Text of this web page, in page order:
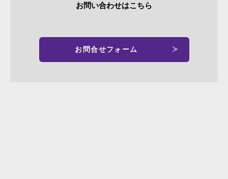
お問い合わせはこちら
お問合せフォーム